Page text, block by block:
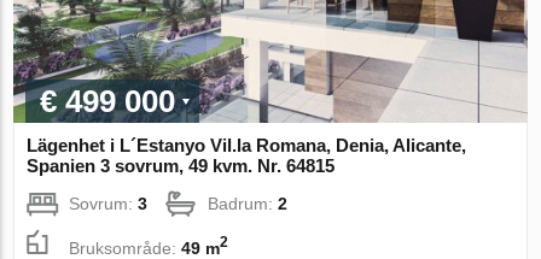
€ 499 000
Lägenhet i L´Estanyo Vil.la Romana, Denia, Alicante,
Spanien 3 sovrum, 49 kvm. Nr. 64815
Sovrum:3 Badrum:2
Bruksområde:49 m2